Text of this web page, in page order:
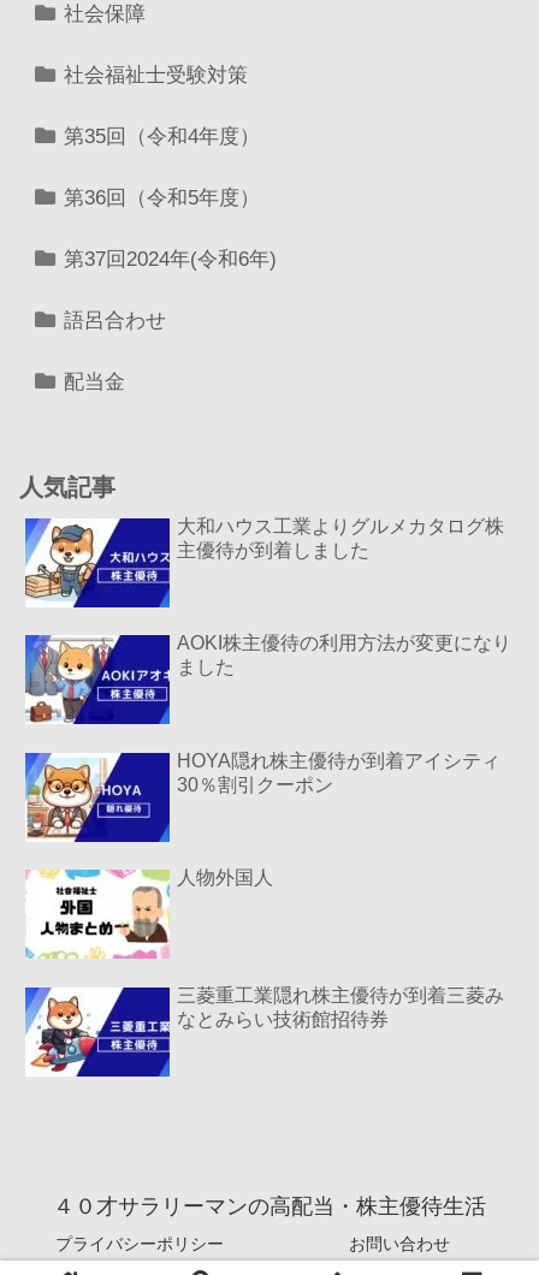
社会保障
社会福祉士受験対策
第35回（令和4年度）
第36回（令和5年度）
第37回2024年(令和6年)
語呂合わせ
配当金
人気記事
大和ハウス工業よりグルメカタログ株
主優待が到着しました
AOKI株主優待の利用方法が変更になり
ました
HOYA隠れ株主優待が到着アイシティ
30％割引クーポン
人物外国人
三菱重工業隠れ株主優待が到着三菱み
なとみらい技術館招待券
４０才サラリーマンの高配当・株主優待生活
プライバシーポリシー お問い合わせ